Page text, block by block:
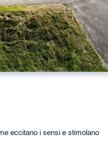
eccitano i sensi e stimolano